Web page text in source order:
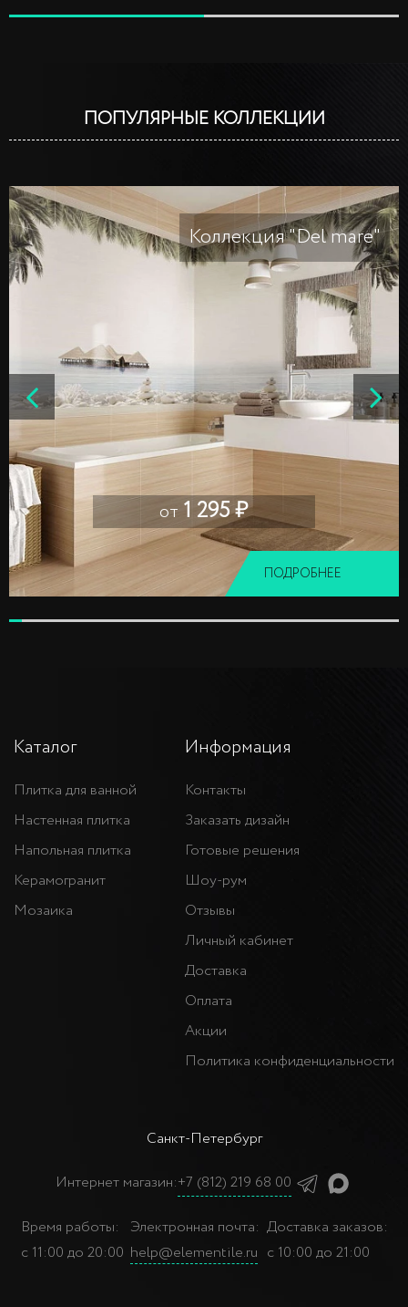
ПОПУЛЯРНЫЕ КОЛЛЕКЦИИ
Коллекция "Del mare"
от 1 295 ₽
ПОДРОБНЕЕ
Санкт-Петербург
Интернет магазин:+7 (812) 219 68 00
Время работы:
с 11:00 до 20:00
Электронная почта:
help@elementile.ru
Доставка заказов:
с 10:00 до 21:00
Каталог
Плитка для ванной
Настенная плитка
Напольная плитка
Керамогранит
Мозаика
Информация
Контакты
Заказать дизайн
Готовые решения
Шоу-рум
Отзывы
Личный кабинет
Доставка
Оплата
Акции
Политика конфиденциальности